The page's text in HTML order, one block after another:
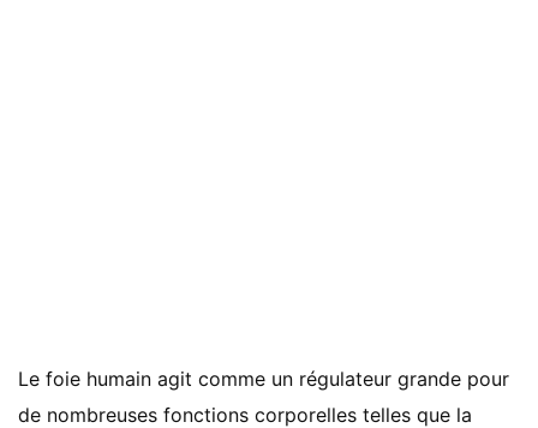
Le foie humain agit comme un régulateur grande pour
de nombreuses fonctions corporelles telles que la